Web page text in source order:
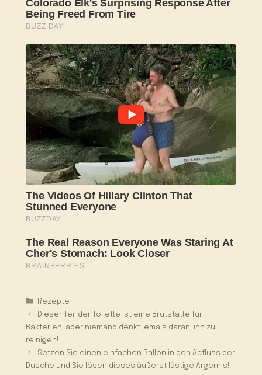
Kategorien
Rezepte
Dieser Teil der Toilette ist eine Brutstätte für
Bakterien, aber niemand denkt jemals daran, ihn zu
reinigen!
Setzen Sie einen einfachen Ballon in den Abfluss der
Dusche und Sie lösen dieses äußerst lästige Ärgernis!